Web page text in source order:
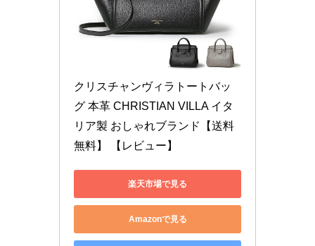
クリスチャンヴィラトートバッ
グ 本革 CHRISTIAN VILLA イタ
リア製 おしゃれブランド【送料
無料】 【レビュー】
楽天市場で見る
Amazonで見る